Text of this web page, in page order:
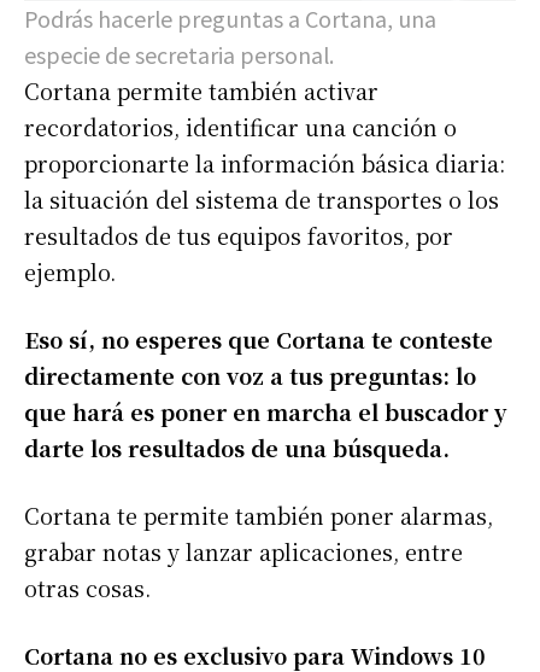
Podrás hacerle preguntas a Cortana, una
especie de secretaria personal.
Cortana permite también activar
recordatorios, identificar una canción o
proporcionarte la información básica diaria:
la situación del sistema de transportes o los
resultados de tus equipos favoritos, por
ejemplo.
Eso sí, no esperes que Cortana te conteste
directamente con voz a tus preguntas: lo
que hará es poner en marcha el buscador y
darte los resultados de una búsqueda.
Cortana te permite también poner alarmas,
grabar notas y lanzar aplicaciones, entre
otras cosas.
Cortana no es exclusivo para Windows 10